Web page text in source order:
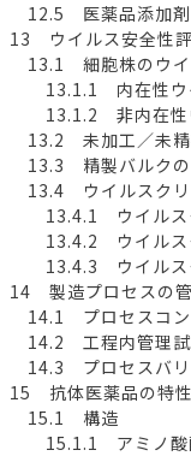
12.5 医薬品添加剤
13 ウイルス安全性
13.1 細胞株のウイ
13.1.1 内在性ウイ
13.1.2 非内在性ウ
13.2 未加工／未精
13.3 精製バルクの
13.4 ウイルスクリ
13.4.1 ウイルスク
13.4.2 ウイルスク
13.4.3 ウイルス
14 製造プロセスの
14.1 プロセスコン
14.2 工程内管理
14.3 プロセスバリ
15 抗体医薬品の特
15.1 構造
15.1.1 アミノ酸